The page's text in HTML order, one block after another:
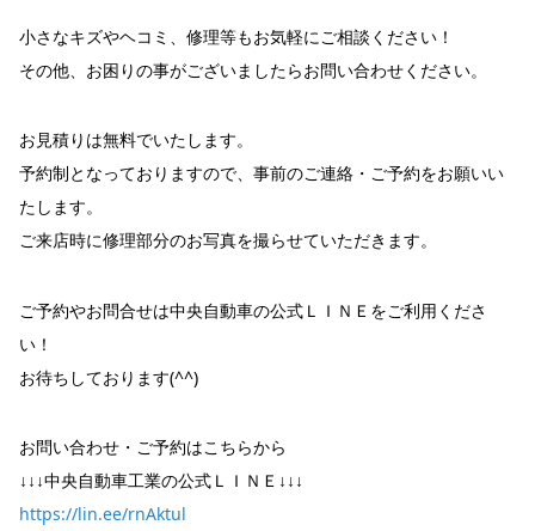
小さなキズやヘコミ、修理等もお気軽にご相談ください！
その他、お困りの事がございましたらお問い合わせください。
お見積りは無料でいたします。
予約制となっておりますので、事前のご連絡・ご予約をお願いい
たします。
ご来店時に修理部分のお写真を撮らせていただきます。
ご予約やお問合せは中央自動車の公式ＬＩＮＥをご利用くださ
い！
お待ちしております(^^)
お問い合わせ・ご予約はこちらから
↓↓↓中央自動車工業の公式ＬＩＮＥ↓↓↓
https://lin.ee/rnAktul